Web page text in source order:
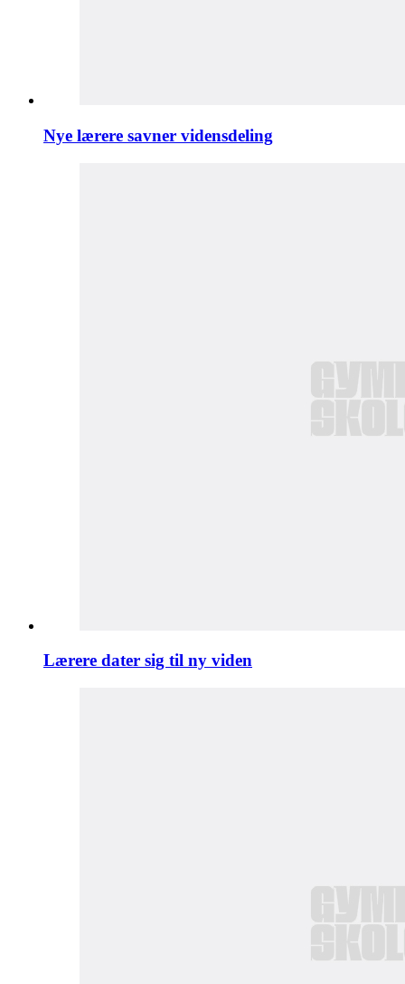
Nye lærere savner vidensdeling
Lærere dater sig til ny viden